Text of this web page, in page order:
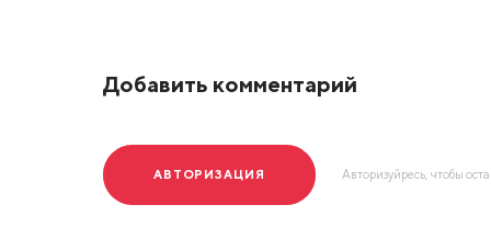
Добавить комментарий
АВТОРИЗАЦИЯ Авторизуйресь, чтобы